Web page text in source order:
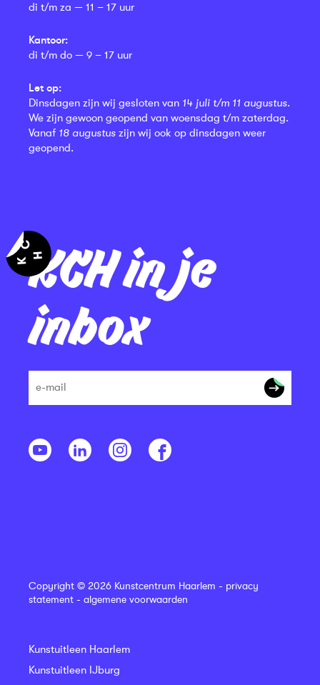
KCH in je
inbox
di t/m za — 11 – 17 uur
Kantoor:
di t/m do — 9 – 17 uur
Let op:
Dinsdagen zijn wij gesloten van 14 juli t/m 11 augustus.
We zijn gewoon geopend van woensdag t/m zaterdag.
Vanaf 18 augustus zijn wij ook op dinsdagen weer
geopend.
Copyright © 2026 Kunstcentrum Haarlem - privacy
statement - algemene voorwaarden
Kunstuitleen Haarlem
Kunstuitleen IJburg